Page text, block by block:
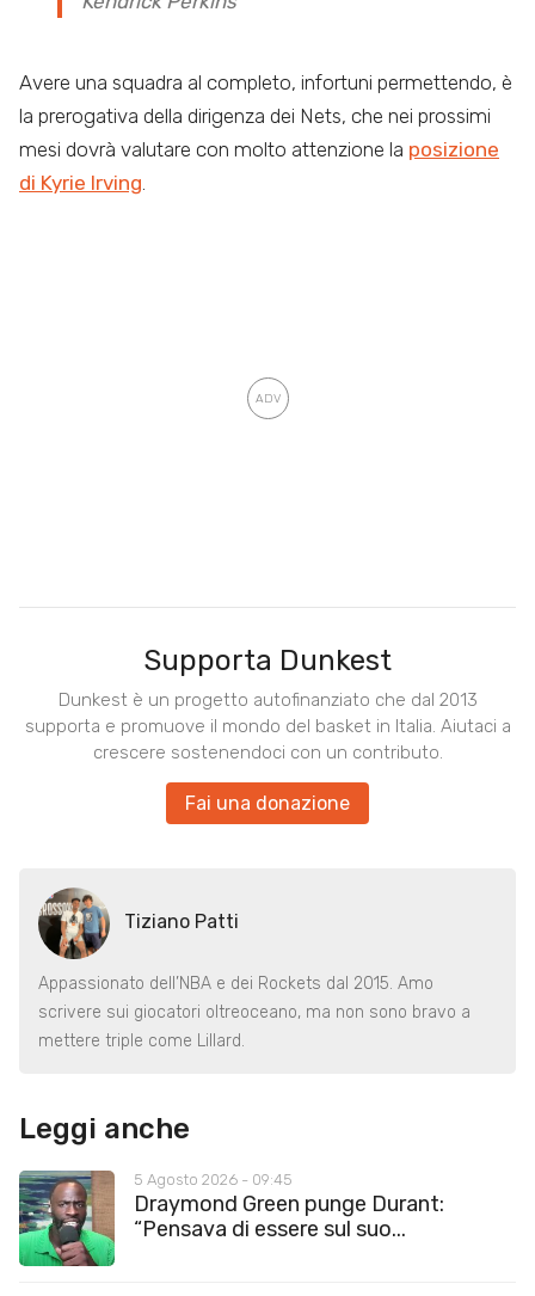
Avere una squadra al completo, infortuni permettendo, è
la prerogativa della dirigenza dei Nets, che nei prossimi
mesi dovrà valutare con molto attenzione la posizione
di Kyrie Irving.
Supporta Dunkest
Dunkest è un progetto autofinanziato che dal 2013
supporta e promuove il mondo del basket in Italia. Aiutaci a
crescere sostenendoci con un contributo.
Fai una donazione
Tiziano Patti
Appassionato dell’NBA e dei Rockets dal 2015. Amo
scrivere sui giocatori oltreoceano, ma non sono bravo a
mettere triple come Lillard.
Leggi anche
5 Agosto 2026 - 09:45
Draymond Green punge Durant:
“Pensava di essere sul suo...